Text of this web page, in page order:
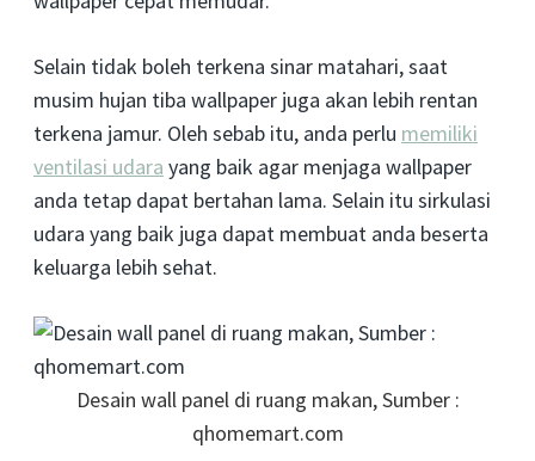
Selain tidak boleh terkena sinar matahari, saat
musim hujan tiba wallpaper juga akan lebih rentan
terkena jamur. Oleh sebab itu, anda perlu memiliki
ventilasi udara yang baik agar menjaga wallpaper
anda tetap dapat bertahan lama. Selain itu sirkulasi
udara yang baik juga dapat membuat anda beserta
keluarga lebih sehat.
Desain wall panel di ruang makan, Sumber :
qhomemart.com